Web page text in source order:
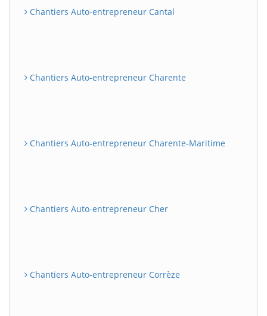
Chantiers Auto-entrepreneur Cantal
Chantiers Auto-entrepreneur Charente
Chantiers Auto-entrepreneur Charente-Maritime
Chantiers Auto-entrepreneur Cher
Chantiers Auto-entrepreneur Corrèze